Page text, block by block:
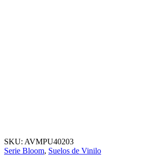
SKU: AVMPU40203
Serie Bloom, Suelos de Vinilo